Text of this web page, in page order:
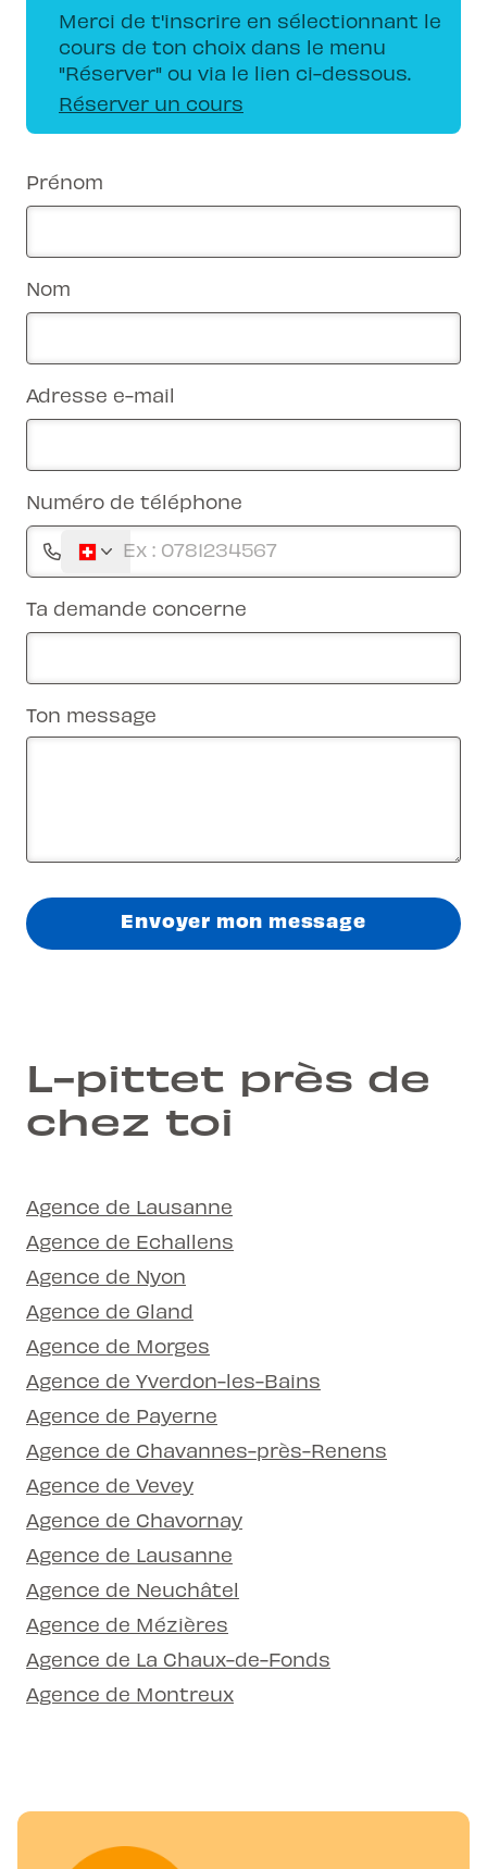
Merci de t'inscrire en sélectionnant le
cours de ton choix dans le menu
"Réserver" ou via le lien ci-dessous.
Réserver un cours
Prénom
Nom
Adresse e-mail
Numéro de téléphone
Ta demande concerne
Ton message
Envoyer mon message
L-pittet près de
chez toi
Agence de Lausanne
Agence de Echallens
Agence de Nyon
Agence de Gland
Agence de Morges
Agence de Yverdon-les-Bains
Agence de Payerne
Agence de Chavannes-près-Renens
Agence de Vevey
Agence de Chavornay
Agence de Lausanne
Agence de Neuchâtel
Agence de Mézières
Agence de La Chaux-de-Fonds
Agence de Montreux